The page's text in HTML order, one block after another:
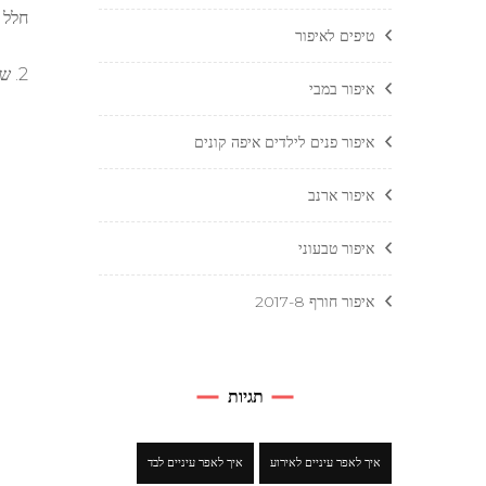
חלל
2. שלב שני- הכהיית הפנים, נשתמש בגוון Cameleon Tiger
טיפים לאיפור
איפור במבי
איפור פנים לילדים איפה קונים
איפור ארנב
איפור טבעוני
איפור חורף 2017-8
תגיות
איך לאפר עיניים לאירוע איך לאפר עיניים לבד